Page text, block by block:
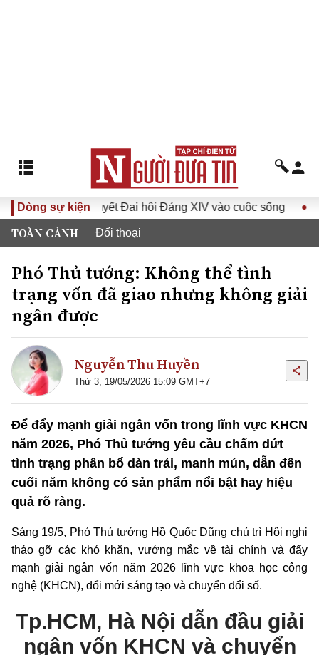
Dòng sự kiện
Nghị quyết Đại hội Đảng XIV vào cuộc sống Hướng
TOÀN CẢNH Đối thoại
Phó Thủ tướng: Không thể tình
trạng vốn đã giao nhưng không giải
ngân được
Nguyễn Thu Huyền
Thứ 3, 19/05/2026 15:09 GMT+7
Để đẩy mạnh giải ngân vốn trong lĩnh vực KHCN
năm 2026, Phó Thủ tướng yêu cầu chấm dứt
tình trạng phân bổ dàn trải, manh mún, dẫn đến
cuối năm không có sản phẩm nổi bật hay hiệu
quả rõ ràng.
Sáng 19/5, Phó Thủ tướng Hồ Quốc Dũng chủ trì Hội nghị
tháo gỡ các khó khăn, vướng mắc về tài chính và đẩy
mạnh giải ngân vốn năm 2026 lĩnh vực khoa học công
nghệ (KHCN), đổi mới sáng tạo và chuyển đổi số.
Tp.HCM, Hà Nội dẫn đầu giải
ngân vốn KHCN và chuyển